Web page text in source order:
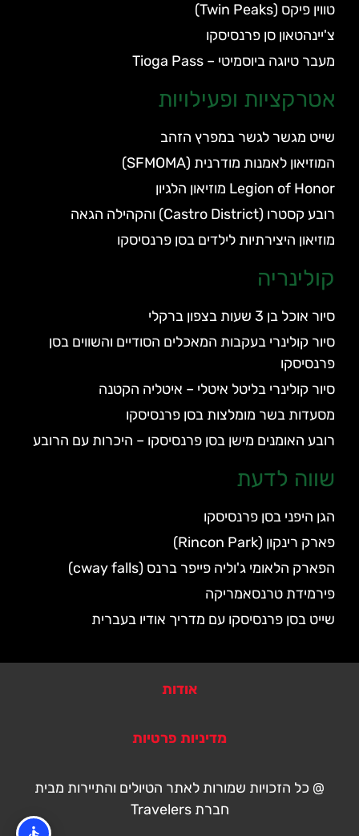
טווין פיקס (Twin Peaks)
צ'יינהטאון סן פרנסיסקו
מעבר טיוגה ביוסמיטי – Tioga Pass
אטרקציות ופעילויות
שייט מגשר לגשר במפרץ הזהב
המוזיאון לאמנות מודרנית (SFMOMA)
Legion of Honor מוזיאון הלגיון
רובע קסטרו (Castro District) והקהילה הגאה
מוזיאון היצירתיות לילדים בסן פרנסיסקו
קולינריה
סיור אוכל בן 3 שעות בצפון ברקלי
סיור קולינרי בעקבות המאכלים הסודיים והשווים בסן
פרנסיסקו
סיור קולינרי בליטל איטלי – איטליה הקטנה
מסעדות בשר מומלצות בסן פרנסיסקו
רובע האומנים מישן בסן פרנסיסקו – היכרות עם הרובע
שווה לדעת
הגן היפני בסן פרנסיסקו
פארק רינקון (Rincon Park)
הפארק הלאומי ג'וליה פייפר ברנס (cway falls)
פירמידת טרנסאמריקה
שייט בסן פרנסיסקו עם מדריך אודיו בעברית
אודות
מדיניות פרטיות
@ כל הזכויות שמורות לאתר הטיולים והתיירות מבית
חברת Travelers